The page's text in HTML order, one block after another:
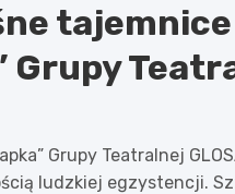
Grupy
Grupy Teatralnej
ludzkiej egzystencji.